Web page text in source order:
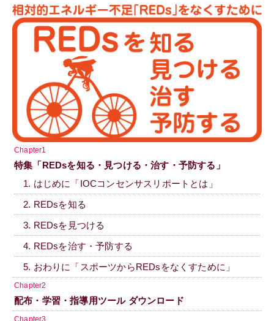
Chapter1
特集「REDsを知る・見つける・治す・予防する」
1. はじめに「IOCコンセンサスリポートとは」
2. REDsを知る
3. REDsを見つける
4. REDsを治す・予防する
5. おわりに「スポーツからREDsをなくすために」
Chapter2
配布・学習・指導用ツール ダウンロード
Chapter3